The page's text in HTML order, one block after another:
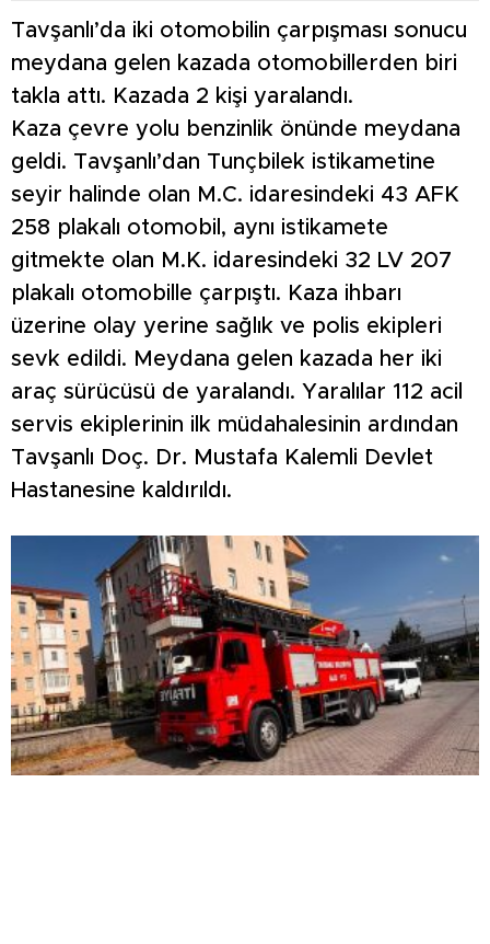
Tavşanlı’da iki otomobilin çarpışması sonucu
meydana gelen kazada otomobillerden biri
takla attı. Kazada 2 kişi yaralandı.
Kaza çevre yolu benzinlik önünde meydana
geldi. Tavşanlı’dan Tunçbilek istikametine
seyir halinde olan M.C. idaresindeki 43 AFK
258 plakalı otomobil, aynı istikamete
gitmekte olan M.K. idaresindeki 32 LV 207
plakalı otomobille çarpıştı. Kaza ihbarı
üzerine olay yerine sağlık ve polis ekipleri
sevk edildi. Meydana gelen kazada her iki
araç sürücüsü de yaralandı. Yaralılar 112 acil
servis ekiplerinin ilk müdahalesinin ardından
Tavşanlı Doç. Dr. Mustafa Kalemli Devlet
Hastanesine kaldırıldı.